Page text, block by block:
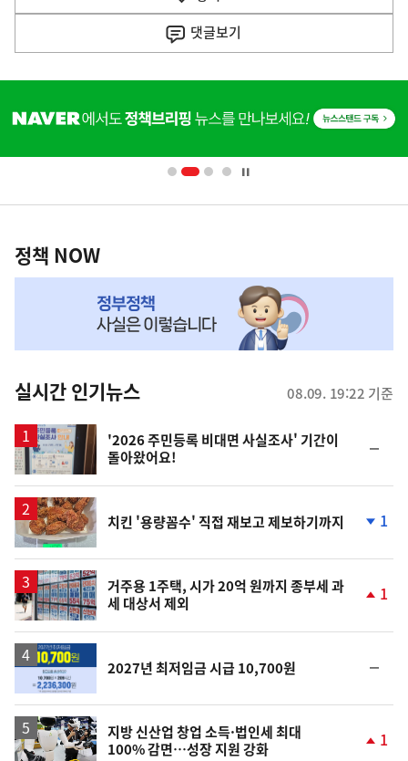
댓글보기
단
영
책
NOW,
뉴
스
정책 NOW
실시간 인기뉴스 08.09. 19:22 기준
'2026 주민등록 비대면 사실조사' 기간이
돌아왔어요!
일
치킨 '용량꼼수' 직접 재보고 제보하기까지
하
1
거주용 1주택, 시가 20억 원까지 종부세 과
세 대상서 제외
상
1
2027년 최저임금 시급 10,700원
일
지방 신산업 창업 소득·법인세 최대
100% 감면…성장 지원 강화
1